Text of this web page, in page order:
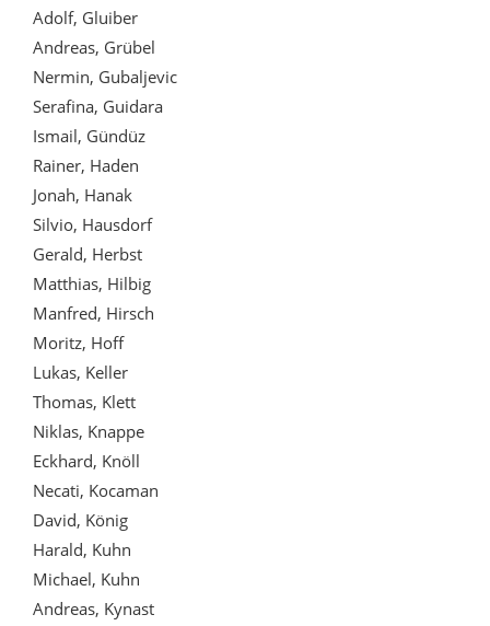
Adolf, Gluiber
Andreas, Grübel
Nermin, Gubaljevic
Serafina, Guidara
Ismail, Gündüz
Rainer, Haden
Jonah, Hanak
Silvio, Hausdorf
Gerald, Herbst
Matthias, Hilbig
Manfred, Hirsch
Moritz, Hoff
Lukas, Keller
Thomas, Klett
Niklas, Knappe
Eckhard, Knöll
Necati, Kocaman
David, König
Harald, Kuhn
Michael, Kuhn
Andreas, Kynast